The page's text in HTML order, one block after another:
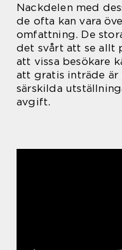
Nackdelen med
de ofta kan vara
omfattning. De
det svårt att se allt
att vissa besökare
att gratis inträde
särskilda
avgift.